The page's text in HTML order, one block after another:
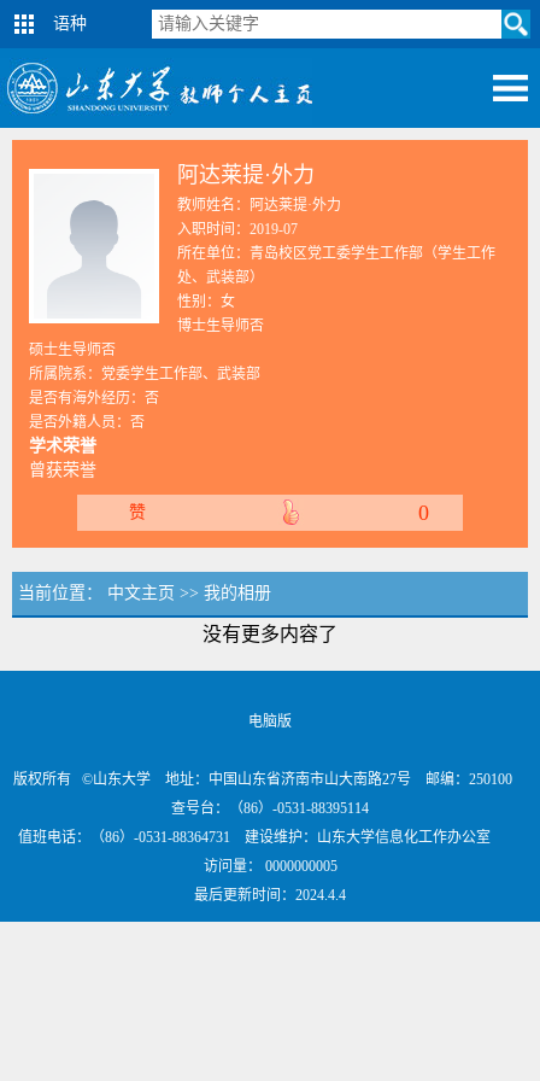
语种
阿达莱提·外力
教师姓名：阿达莱提·外力
入职时间：2019-07
所在单位：青岛校区党工委学生工作部（学生工作
处、武装部）
性别：女
博士生导师否
硕士生导师否
所属院系：党委学生工作部、武装部
是否有海外经历：否
是否外籍人员：否
学术荣誉
曾获荣誉
赞 0
当前位置： 中文主页 >> 我的相册
没有更多内容了
电脑版
版权所有 ©山东大学 地址：中国山东省济南市山大南路27号 邮编：250100
查号台：（86）-0531-88395114
值班电话：（86）-0531-88364731 建设维护：山东大学信息化工作办公室
访问量： 0000000005
最后更新时间： 2024.4.4